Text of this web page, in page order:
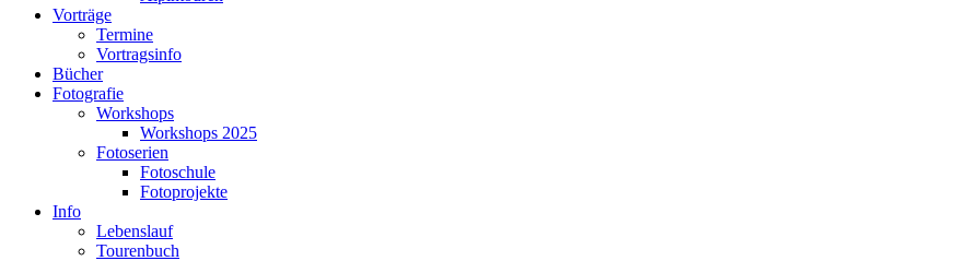
Vorträge
Termine
Vortragsinfo
Bücher
Fotografie
Workshops
Workshops 2025
Fotoserien
Fotoschule
Fotoprojekte
Info
Lebenslauf
Tourenbuch